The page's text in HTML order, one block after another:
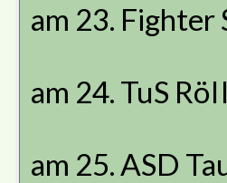
am 23. Fighter
am 24. TuS
am 25. ASD